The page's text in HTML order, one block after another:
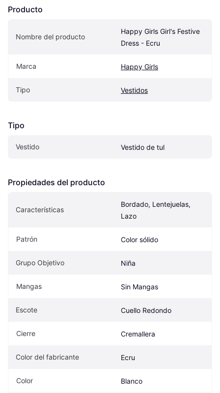
Producto
Nombre del producto
Happy Girls Girl's Festive
Dress - Ecru
Marca Happy Girls
Tipo Vestidos
Tipo
Vestido Vestido de tul
Propiedades del producto
Características
Bordado, Lentejuelas,
Lazo
Patrón Color sólido
Grupo Objetivo Niña
Mangas Sin Mangas
Escote Cuello Redondo
Cierre Cremallera
Color del fabricante Ecru
Color Blanco